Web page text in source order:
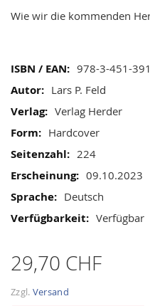
Wie wir die kommenden
Mehr
Informationen
978-3-451-
Lars P. Feld
Verlag Herder
Hardcover
224
09.10.2023
Deutsch
Verfügbar
29,70 CHF
Zzgl. Versand
the